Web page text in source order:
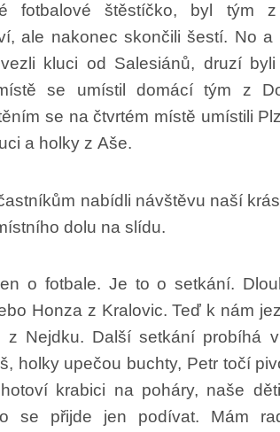
fotbalové štěstíčko, byl tým
ale nakonec skončili šestí. No
kluci od Salesiánů, druzí
se umístil domácí tým z
se na čtvrtém místě umístili
a holky z Aše.
nabídli návštěvu naší
dolu na slídu.
o fotbale. Je to o setkání.
Honza z Kralovic. Teď k nám
Nejdku. Další setkání probíhá
holky upečou buchty, Petr točí
krabici na poháry, naše
se přijde jen podívat. Mám